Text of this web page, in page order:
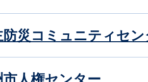
防災コミュニティセン